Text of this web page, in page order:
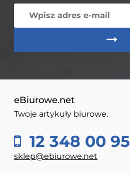
eBiurowe.net
Twoje artykuły biurowe.
12 348 00 95
sklep@ebiurowe.net